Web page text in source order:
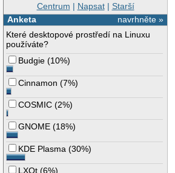
Centrum | Napsat| Starší
navrhněte »
Anketa
Které desktopové prostředí na Linuxu
používáte?
Budgie (10%)
Cinnamon (7%)
COSMIC (2%)
GNOME (18%)
KDE Plasma (30%)
LXQt (6%)